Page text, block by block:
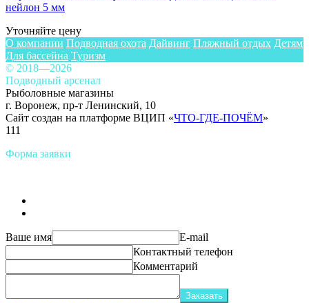
нейлон 5 мм
Уточняйте цену
О компании Подводная охота Дайвинг Пляжный отдых Детям
Для бассейна Туризм
© 2018—2026
Подводный арсенал
Рыболовные магазины
г. Воронеж, пр-т Ленинский, 10
Сайт создан на платформе ВЦИП «ЧТО-ГДЕ-ПОЧЁМ»
111
Форма заявки
Ваше имя
E-mail
Контактный телефон
Комментарий
Заказать